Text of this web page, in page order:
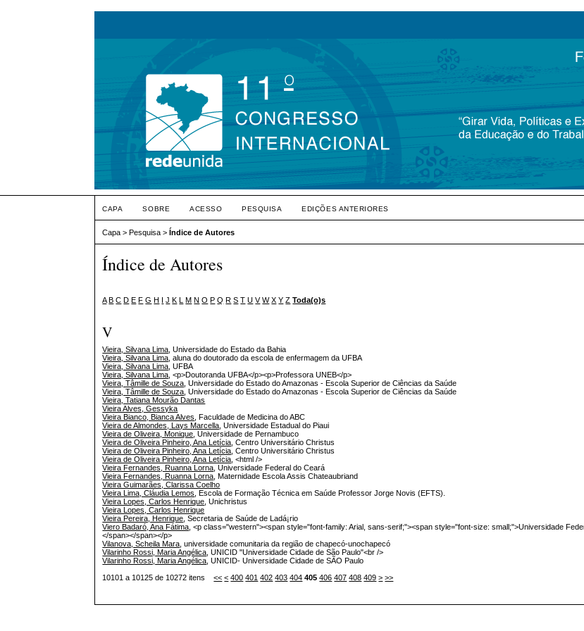
CAPA SOBRE ACESSO PESQUISA EDIÇÕES ANTERIORES
Capa >Pesquisa >Índice de Autores
Índice de Autores
A B C D E F G H I J K L M N O P Q R S T U V W X Y Z Toda(o)s
V
Vieira, Silvana Lima , Universidade do Estado da Bahia
Vieira, Silvana Lima , aluna do doutorado da escola de enfermagem da UFBA
Vieira, Silvana Lima , UFBA
Vieira, Silvana Lima , <p>Doutoranda UFBA</p><p>Professora UNEB</p>
Vieira, Tâmille de Souza , Universidade do Estado do Amazonas - Escola Superior de Ciências da Saúde
Vieira, Tâmille de Souza , Universidade do Estado do Amazonas - Escola Superior de Ciências da Saúde
Vieira, Tatiana Mourão Dantas
Vieira Alves, Gessyka
Vieira Bianco, Bianca Alves
, Faculdade de Medicina do ABC
Vieira de Almondes, Lays Marcella , Universidade Estadual do Piaui
Vieira de Oliveira, Monique , Universidade de Pernambuco
Vieira de Oliveira Pinheiro, Ana Letícia , Centro Universitário Christus
Vieira de Oliveira Pinheiro, Ana Letícia , Centro Universitário Christus
Vieira de Oliveira Pinheiro, Ana Letícia , <html />
Vieira Fernandes, Ruanna Lorna , Universidade Federal do Ceará
Vieira Fernandes, Ruanna Lorna , Maternidade Escola Assis Chateaubriand
Vieira Guimarães, Clarissa Coelho
Vieira Lima, Cláudia Lemos
, Escola de Formação Técnica em Saúde Professor Jorge Novis (EFTS).
Vieira Lopes, Carlos Henrique , Unichristus
Vieira Lopes, Carlos Henrique
Vieira Pereira, Henrique , Secretaria de Saúde de Ladá¡rio
Viero Badaró, Ana Fátima , <p class="western"><span style="font-family: Arial, sans-serif;"><span style="font-size: small;">Universidade
</span></span></p>
Vilanova, Scheila Mara , universidade comunitaria da região de chapecó-unochapecó
Vilarinho Rossi, Maria Angélica , UNICID "Universidade Cidade de São Paulo"<br />
Vilarinho Rossi, Maria Angélica , UNICID- Universidade Cidade de SÃO Paulo
10101 a 10125 de 10272 itens<< < 400 401 402 403 404 405 406 407 408 409 > >>